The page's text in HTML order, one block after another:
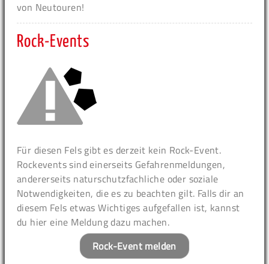
von Neutouren!
Rock-Events
Für diesen Fels gibt es derzeit kein Rock-Event.
Rockevents sind einerseits Gefahrenmeldungen,
andererseits naturschutzfachliche oder soziale
Notwendigkeiten, die es zu beachten gilt. Falls dir an
diesem Fels etwas Wichtiges aufgefallen ist, kannst
du hier eine Meldung dazu machen.
Rock-Event melden